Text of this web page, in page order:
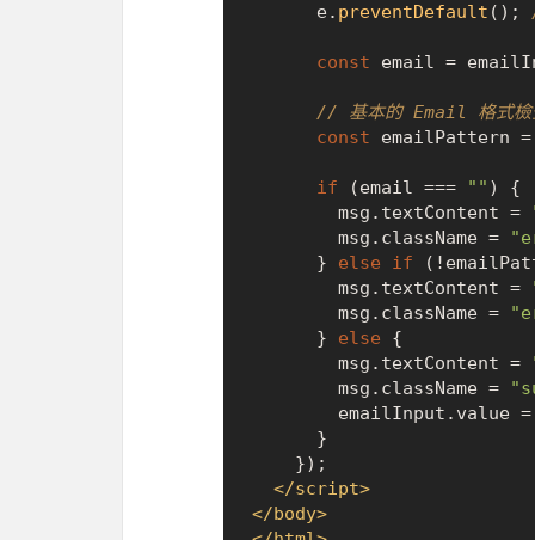
      e.
preventDefault ();
const email =
// 基本的 Email 格式檢
const emailPattern =
if (email === "" ) {
        msg.
textContent =
        msg.
className =
      }
else if
        msg.
textContent =
        msg.
className =
      }
else {
        msg.
textContent =
        msg.
className =
        emailInput.
value =
</script>
</body>